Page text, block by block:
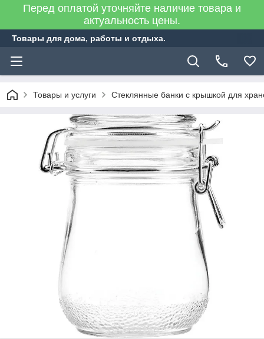
Перед оплатой уточняйте наличие товара и
актуальность цены.
Товары для дома, работы и отдыха.
Товары и услуги Стеклянные банки с крышкой для